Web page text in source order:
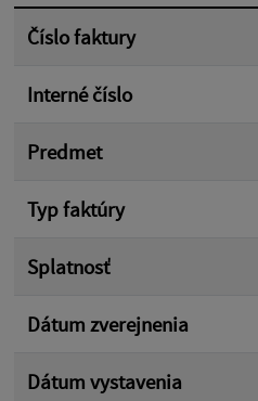
Filtrovať
Číslo faktury
Interné číslo
Predmet
Typ faktúry
Splatnosť
Dátum zverejnenia
Dátum vystavenia